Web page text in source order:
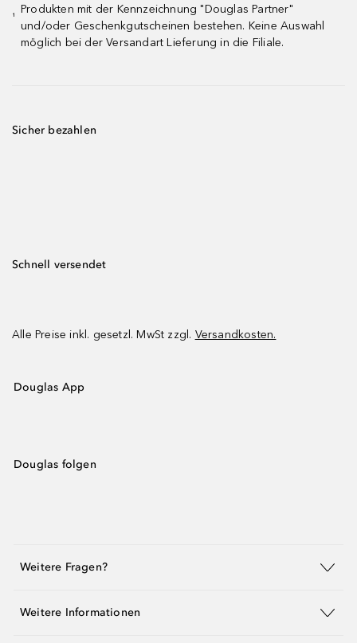
¹
Produkten mit der Kennzeichnung "Douglas Partner"
und/oder Geschenkgutscheinen bestehen. Keine Auswahl
möglich bei der Versandart Lieferung in die Filiale.
Sicher bezahlen
Schnell versendet
Alle Preise inkl. gesetzl. MwSt zzgl. Versandkosten.
Douglas App
Douglas folgen
Weitere Fragen?
Weitere Informationen